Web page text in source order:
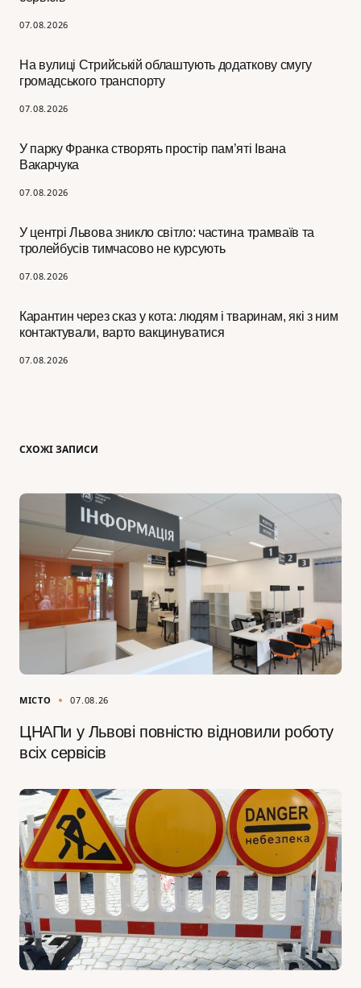
07.08.2026
На вулиці Стрийській облаштують додаткову смугу
громадського транспорту
07.08.2026
У парку Франка створять простір пам’яті Івана
Вакарчука
07.08.2026
У центрі Львова зникло світло: частина трамваїв та
тролейбусів тимчасово не курсують
07.08.2026
Карантин через сказ у кота: людям і тваринам, які з ним
контактували, варто вакцинуватися
07.08.2026
СХОЖІ ЗАПИСИ
МІСТО 07.08.26
ЦНАПи у Львові повністю відновили роботу
всіх сервісів